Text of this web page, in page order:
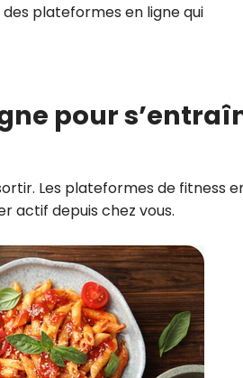
plateformes en ligne qui
pour
Les plateformes de fitness
actif depuis chez vous.